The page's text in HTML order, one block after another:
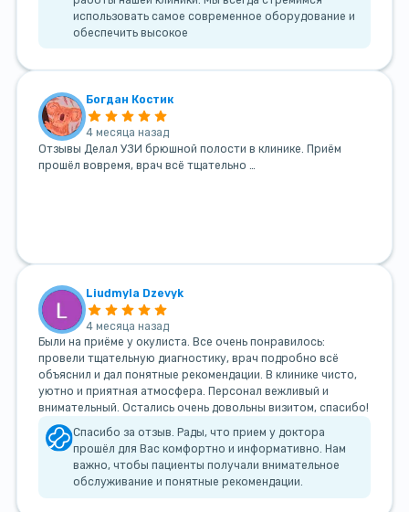
использовать самое современное оборудование и
обеспечить высокое
Богдан Костик
4 месяца назад
Отзывы Делал УЗИ брюшной полости в клинике. Приём
прошёл вовремя, врач всё тщательно …
Liudmyla Dzevyk
4 месяца назад
Были на приёме у окулиста. Все очень понравилось:
провели тщательную диагностику, врач подробно всё
объяснил и дал понятные рекомендации. В клинике чисто,
уютно и приятная атмосфера. Персонал вежливый и
внимательный. Остались очень довольны визитом, спасибо!
Спасибо за отзыв. Рады, что прием у доктора
прошёл для Вас комфортно и информативно. Нам
важно, чтобы пациенты получали внимательное
обслуживание и понятные рекомендации.